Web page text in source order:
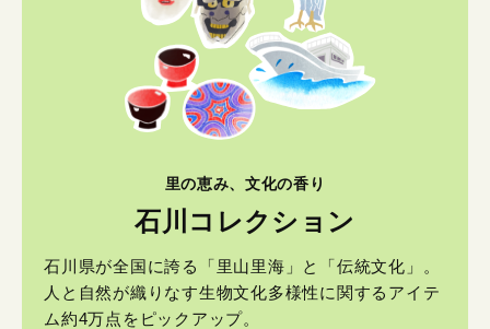
里の恵み、文化の香り
石川コレクション
石川県が全国に誇る「里山里海」と「伝統文化」。
人と自然が織りなす生物文化多様性に関するアイテ
ム約4万点をピックアップ。